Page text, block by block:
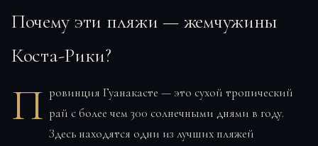
Почему эти пляжи — жемчужины
Коста-Рики?
П ровинция Гуанакасте — это сухой тропический
рай с более чем 300 солнечными днями в году.
Здесь находятся одни из лучших пляжей